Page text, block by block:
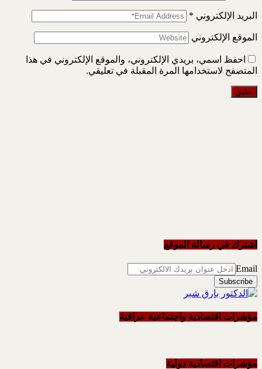
البريد الإلكتروني *
الموقع الإلكتروني
احفظ اسمي، بريدي الإلكتروني، والموقع الإلكتروني في هذا
المتصفح لاستخدامها المرة المقبلة في تعليقي.
اشترك في رسالة الموقع
Email
مؤشرات اقتصادية واجتماعية عراقية
مؤشرات اقتصادية دولية